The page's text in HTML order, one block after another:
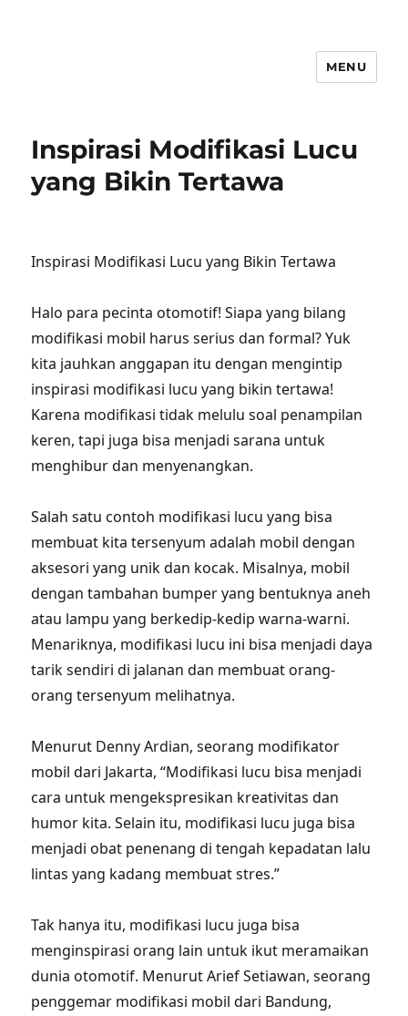
MENU
Inspirasi Modifikasi Lucu
yang Bikin Tertawa
Inspirasi Modifikasi Lucu yang Bikin Tertawa
Halo para pecinta otomotif! Siapa yang bilang
modifikasi mobil harus serius dan formal? Yuk
kita jauhkan anggapan itu dengan mengintip
inspirasi modifikasi lucu yang bikin tertawa!
Karena modifikasi tidak melulu soal penampilan
keren, tapi juga bisa menjadi sarana untuk
menghibur dan menyenangkan.
Salah satu contoh modifikasi lucu yang bisa
membuat kita tersenyum adalah mobil dengan
aksesori yang unik dan kocak. Misalnya, mobil
dengan tambahan bumper yang bentuknya aneh
atau lampu yang berkedip-kedip warna-warni.
Menariknya, modifikasi lucu ini bisa menjadi daya
tarik sendiri di jalanan dan membuat orang-
orang tersenyum melihatnya.
Menurut Denny Ardian, seorang modifikator
mobil dari Jakarta, “Modifikasi lucu bisa menjadi
cara untuk mengekspresikan kreativitas dan
humor kita. Selain itu, modifikasi lucu juga bisa
menjadi obat penenang di tengah kepadatan lalu
lintas yang kadang membuat stres.”
Tak hanya itu, modifikasi lucu juga bisa
menginspirasi orang lain untuk ikut meramaikan
dunia otomotif. Menurut Arief Setiawan, seorang
penggemar modifikasi mobil dari Bandung,